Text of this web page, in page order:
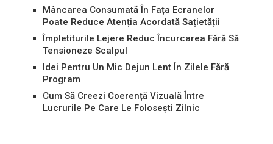
Mâncarea Consumată În Fața Ecranelor
Poate Reduce Atenția Acordată Sațietății
Împletiturile Lejere Reduc Încurcarea Fără Să
Tensioneze Scalpul
Idei Pentru Un Mic Dejun Lent În Zilele Fără
Program
Cum Să Creezi Coerență Vizuală Între
Lucrurile Pe Care Le Folosești Zilnic